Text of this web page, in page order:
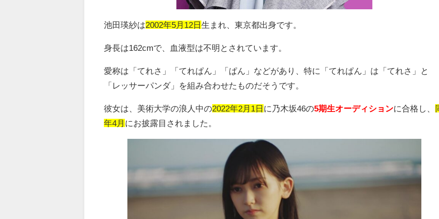
池田瑛紗は2002年5月12日生まれ、東京都出身です。
身長は162cmで、血液型は不明とされています。
愛称は「てれさ」「てれぱん」「ぱん」などがあり、特に「てれぱん」は「てれさ」と
「レッサーパンダ」を組み合わせたものだそうです。
彼女は、美術大学の浪人中の2022年2月1日 に乃木坂46の5期生オーディションに合格し、
年4月 にお披露目されました。